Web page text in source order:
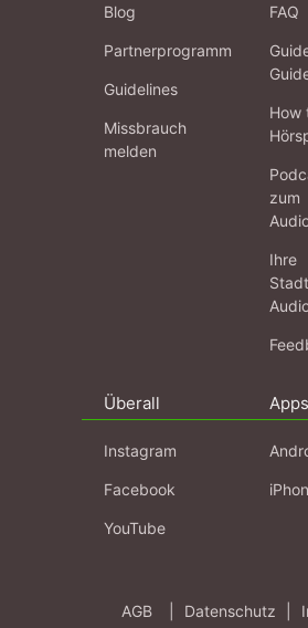
Blog
Partnerprogramm
Guidelines
Missbrauch
melden
FAQ
How
zum
Ihre
Überall
Instagram
Facebook
YouTube
Apps
AGB Datenschutz